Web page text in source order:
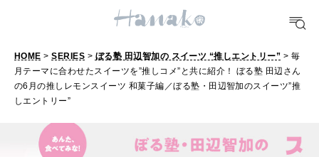
[12星座別] Weekly Holoscope
女神まり愛のタロットメッセージ
HOME >SERIES > ぼる塾 田辺智加の スイーツ “推しエントリー” > 毎
月テーマに合わせたスイーツを”推しコメ”と共に紹介！ ぼる塾 田辺さん
の6月の推しレモンスイーツ 和菓子編／ぼる塾・田辺智加のスイーツ”推
しエントリー”